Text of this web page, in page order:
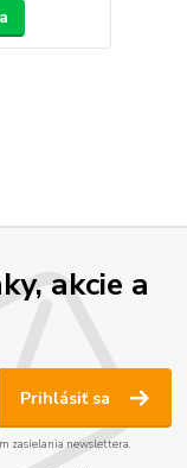
akcie a
Prihlásiť sa
zasielania newslettera.